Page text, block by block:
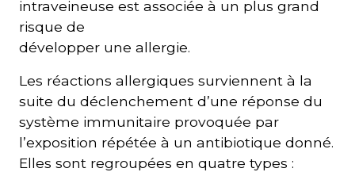
intraveineuse est associée à un plus grand
risque de
développer une allergie.
Les réactions allergiques surviennent à la
suite du déclenchement d’une réponse du
système immunitaire provoquée par
l’exposition répétée à un antibiotique donné.
Elles sont regroupées en quatre types :